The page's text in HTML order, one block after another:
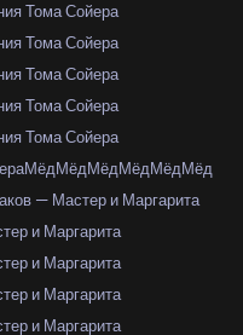
Тома Сойера
Тома Сойера
Тома Сойера
Тома Сойера
Тома Сойера
МёдМёдМёдМёдМёдМёд
— Мастер и Маргарита
и Маргарита
и Маргарита
и Маргарита
и Маргарита